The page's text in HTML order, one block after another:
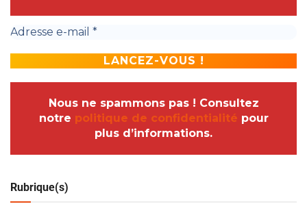
Nous ne spammons pas ! Consultez
notre politique de confidentialité pour
plus d’informations.
Rubrique(s)